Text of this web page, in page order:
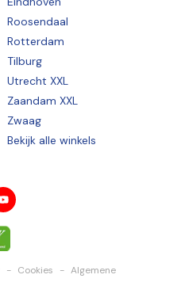
Roosendaal
Rotterdam
Tilburg
Utrecht XXL
Zaandam XXL
Zwaag
Bekijk alle winkels
Cookies
Algemene